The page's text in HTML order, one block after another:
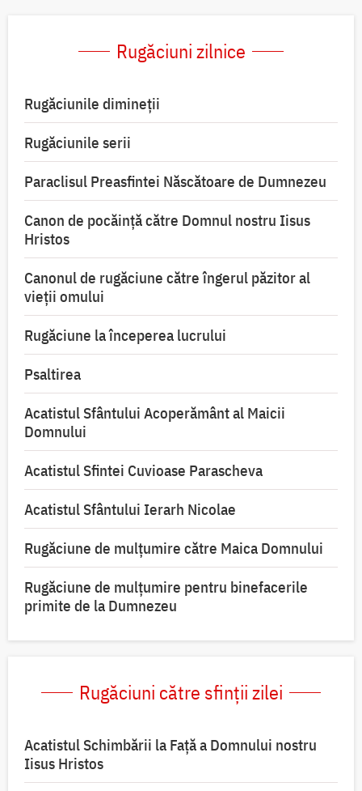
Rugăciuni zilnice
Rugăciunile dimineții
Rugăciunile serii
Paraclisul Preasfintei Născătoare de Dumnezeu
Canon de pocăință către Domnul nostru Iisus
Hristos
Canonul de rugăciune către îngerul păzitor al
vieții omului
Rugăciune la începerea lucrului
Psaltirea
Acatistul Sfântului Acoperământ al Maicii
Domnului
Acatistul Sfintei Cuvioase Parascheva
Acatistul Sfântului Ierarh Nicolae
Rugăciune de mulţumire către Maica Domnului
Rugăciune de mulțumire pentru binefacerile
primite de la Dumnezeu
Rugăciuni către sfinții zilei
Acatistul Schimbării la Faţă a Domnului nostru
Iisus Hristos